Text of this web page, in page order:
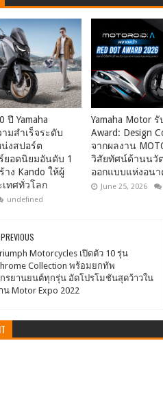
ปี Yamaha
มสำเร็จระดับ
งสปอร์ต
ยอดนิยมอันดับ 1
ง Kando ให้ผู้
ทศทั่วโลก
undefined
Yamaha Motor
Award: Design
จากผลงาน
วิสัยทัศน์ด้านนวั
ออกแบบแห่งอนา
June 25, 2026
PREVIOUS
Motorcycles เปิดตัว 10 รุ่น
Collection พร้อมยกทัพ
รยานยนต์ทุกรุ่น อัดโปรโมชันสุดว้าวใน
น Motor Expo 2022